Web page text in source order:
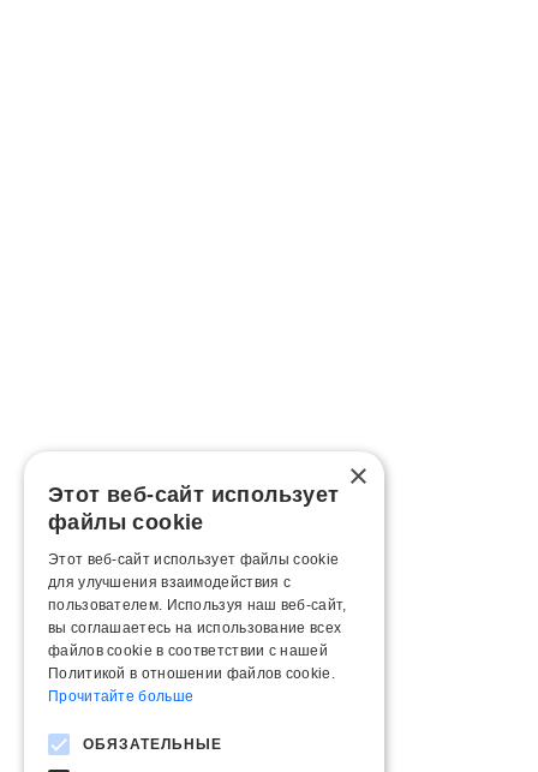
×
Этот веб-сайт использует
файлы cookie
Этот веб-сайт использует файлы cookie
для улучшения взаимодействия с
пользователем. Используя наш веб-сайт,
вы соглашаетесь на использование всех
файлов cookie в соответствии с нашей
Политикой в ​​отношении файлов cookie.
Прочитайте больше
ОБЯЗАТЕЛЬНЫЕ